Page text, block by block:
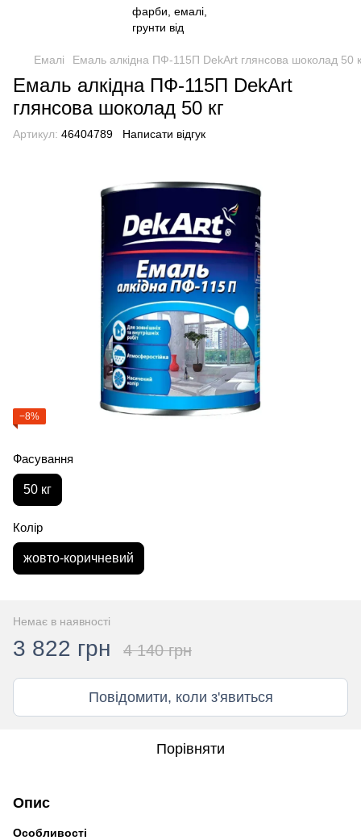
Емалі Емаль алкідна ПФ-115П DekArt глянсова шоколад 50
Емаль алкідна ПФ-115П DekArt
глянсова шоколад 50 кг
Артикул: 46404789 Написати відгук
−8%
Фасування
50 кг
Колір
жовто-коричневий
Немає в наявності
3 822 грн 4 140 грн
Повідомити, коли з'явиться
Порівняти
Опис
Особливості